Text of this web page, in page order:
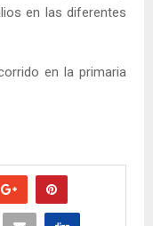
en las diferentes
en la primaria